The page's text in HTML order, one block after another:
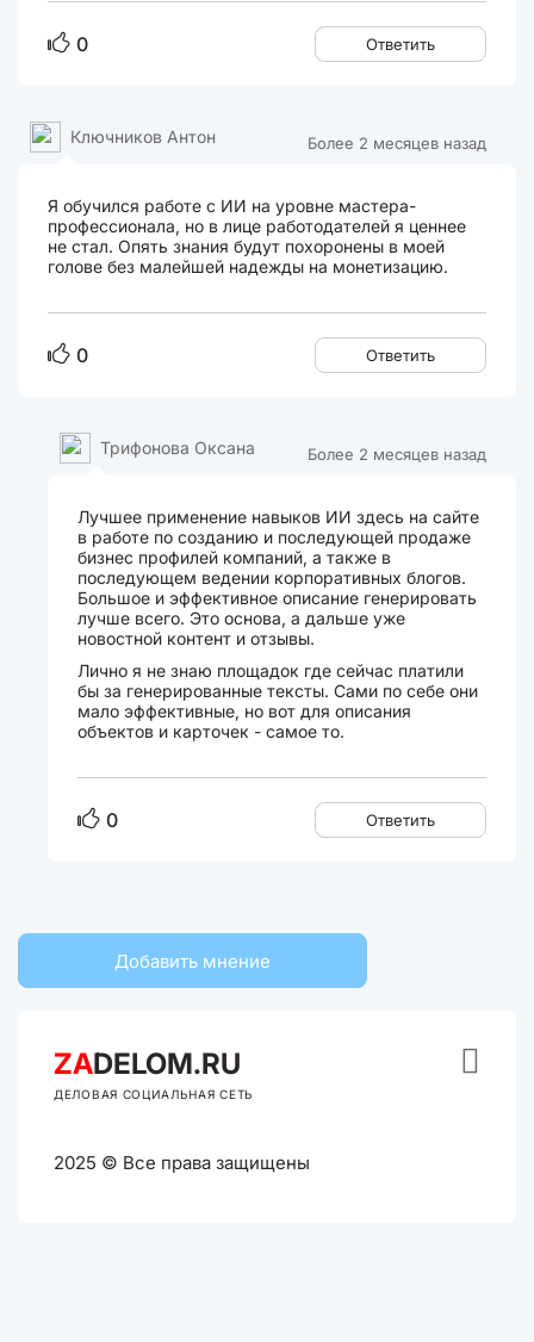
0 Ответить
Более 2 месяцев назад
Ключников Антон
Я обучился работе с ИИ на уровне мастера-
профессионала, но в лице работодателей я ценнее
не стал. Опять знания будут похоронены в моей
голове без малейшей надежды на монетизацию.
0 Ответить
Более 2 месяцев назад
Трифонова Оксана
Лучшее применение навыков ИИ здесь на сайте
в работе по созданию и последующей продаже
бизнес профилей компаний, а также в
последующем ведении корпоративных блогов.
Большое и эффективное описание генерировать
лучше всего. Это основа, а дальше уже
новостной контент и отзывы.
Лично я не знаю площадок где сейчас платили
бы за генерированные тексты. Сами по себе они
мало эффективные, но вот для описания
объектов и карточек - самое то.
0 Ответить
Добавить мнение
ZADELOM.RU
ДЕЛОВАЯ СОЦИАЛЬНАЯ СЕТЬ
2025 © Все права защищены
